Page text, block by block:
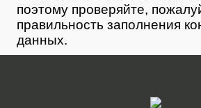
поэтому проверяйте,
правильность заполнения
данных.